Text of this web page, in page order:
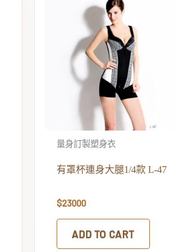
量身訂製塑身衣
有罩杯連身大腿1/4款 L-47
$23000
ADD TO CART